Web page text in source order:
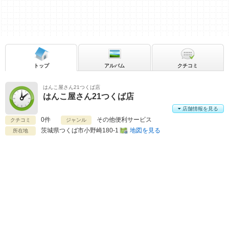
はんこ屋さん21つくば店
はんこ屋さん21つくば店
クチコミ 0件 ジャンル その他便利サービス
所在地 茨城県つくば市小野崎180-1 地図を見る
店舗情報を見る
トップ アルバム クチコミ